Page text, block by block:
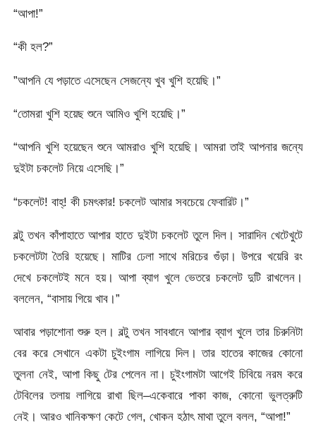
“আপা!”
“কী হল?”
”আপনি যে পড়াতে এসেছেন সেজন্যে খুব খুশি হয়েছি।”
“তোমরা খুশি হয়েছ শুনে আমিও খুশি হয়েছি।”
“আপনি খুশি হয়েছেন শুনে আমরাও খুশি হয়েছি। আমরা তাই আপনার জন্যে
দুইটা চকলেট নিয়ে এসেছি।”
“চকলেট! বাহ্! কী চমৎকার! চকলেট আমার সবচেয়ে ফেবারিট।”
বল্টু তখন কাঁপাহাতে আপার হাতে দুইটা চকলেট তুলে দিল। সারাদিন খেটেখুটে
চকলেটটা তৈরি হয়েছে। মাটির ঢেলা সাথে মরিচের গুঁড়া। উপরে খয়েরি রং
দেখে চকলেটই মনে হয়। আপা ব্যাগ খুলে ভেতরে চকলেট দুটি রাখলেন।
বললেন, “বাসায় গিয়ে খাব।”
আবার পড়াশোনা শুরু হল। বল্টু তখন সাবধানে আপার ব্যাগ খুলে তার চিরুনিটা
বের করে সেখানে একটা চুইংগাম লাগিয়ে দিল। তার হাতের কাজের কোনো
তুলনা নেই, আপা কিছু টের পেলেন না। চুইংগামটা আগেই চিবিয়ে নরম করে
টেবিলের তলায় লাগিয়ে রাখা ছিল–একেবারে পাকা কাজ, কোনো ভুলত্রুটি
নেই। আরও খানিকক্ষণ কেটে গেল, খোকন হঠাৎ মাথা তুলে বলল, “আপা!”